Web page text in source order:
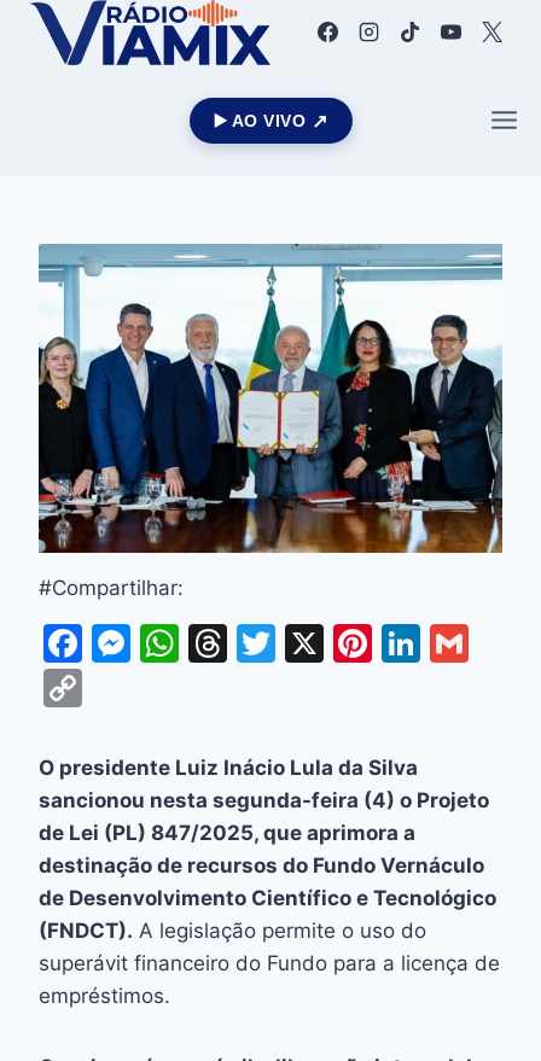
▶️ AO VIVO
#Compartilhar:
F
e
b
o
o
k
M
s
e
n
g
er
W
s
A
p
p
T
a
d
s
T
er
X
Pi
e
st
Li
dI
p
y
Li
n
k
O presidente Luiz Inácio Lula da Silva
sancionou nesta segunda-feira (4) o Projeto
de Lei (PL) 847/2025, que aprimora a
destinação de recursos do Fundo Vernáculo
de Desenvolvimento Científico e Tecnológico
(FNDCT). A legislação permite o uso do
superávit financeiro do Fundo para a licença de
empréstimos.